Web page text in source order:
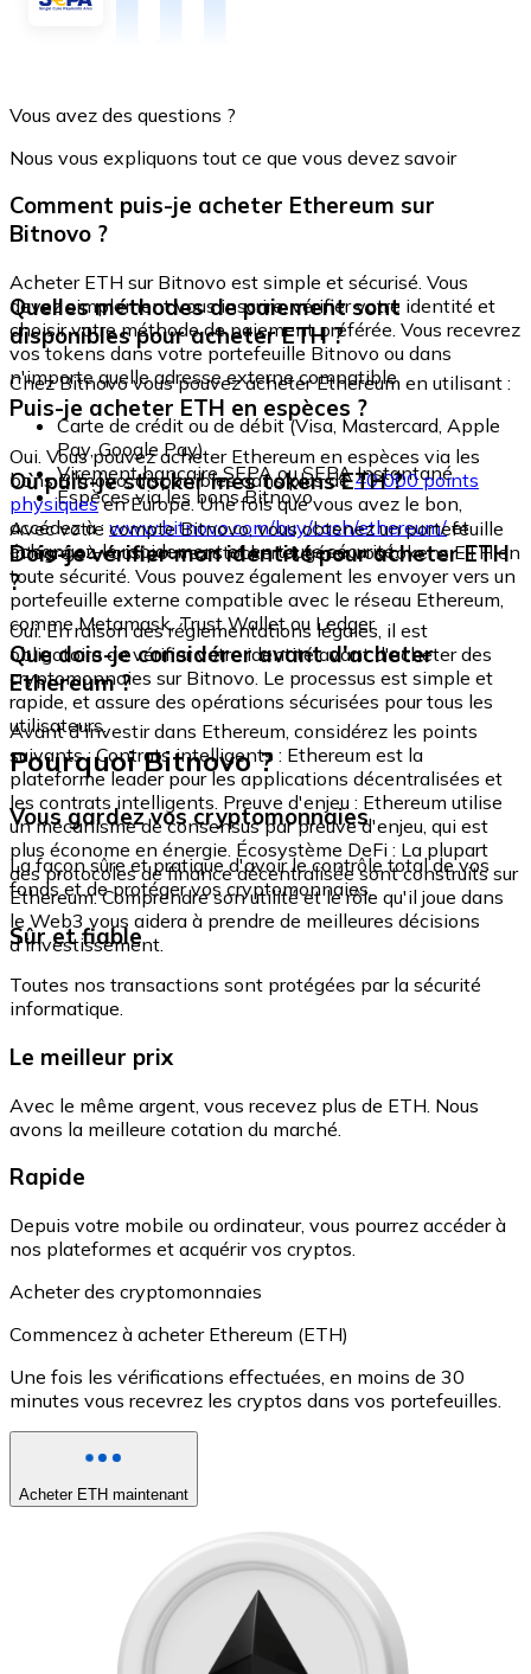
Vous avez des questions ?
Nous vous expliquons tout ce que vous devez savoir
Comment puis-je acheter Ethereum sur
Bitnovo ?
Acheter ETH sur Bitnovo est simple et sécurisé. Vous
devez simplement vous inscrire, vérifier votre identité et
choisir votre méthode de paiement préférée. Vous recevrez
vos tokens dans votre portefeuille Bitnovo ou dans
n'importe quelle adresse externe compatible.
Quelles méthodes de paiement sont
disponibles pour acheter ETH ?
Chez Bitnovo vous pouvez acheter Ethereum en utilisant :
Carte de crédit ou de débit (Visa, Mastercard, Apple
Pay, Google Pay)
Virement bancaire SEPA ou SEPA Instantané
Espèces via les bons Bitnovo
Puis-je acheter ETH en espèces ?
Oui. Vous pouvez acheter Ethereum en espèces via les
bons Bitnovo, disponibles dans plus de40 000 points
physiquesen Europe. Une fois que vous avez le bon,
accédez à : www.bitnovo.com/buy/cash/ethereum/et
échangez-le rapidement et en toute sécurité.
Où puis-je stocker mes tokens ETH ?
Avec votre compte Bitnovo, vous obtenez un portefeuille
intégré où vous pouvez stocker et gérer vos tokens ETH en
toute sécurité. Vous pouvez également les envoyer vers un
portefeuille externe compatible avec le réseau Ethereum,
comme Metamask, Trust Wallet ou Ledger.
Dois-je vérifier mon identité pour acheter ETH
?
Oui. En raison des réglementations légales, il est
obligatoire de vérifier votre identité avant d'acheter des
cryptomonnaies sur Bitnovo. Le processus est simple et
rapide, et assure des opérations sécurisées pour tous les
utilisateurs.
Que dois-je considérer avant d'acheter
Ethereum ?
Avant d'investir dans Ethereum, considérez les points
suivants : Contrats intelligents : Ethereum est la
plateforme leader pour les applications décentralisées et
les contrats intelligents. Preuve d'enjeu : Ethereum utilise
un mécanisme de consensus par preuve d'enjeu, qui est
plus économe en énergie. Écosystème DeFi : La plupart
des protocoles de finance décentralisée sont construits sur
Ethereum. Comprendre son utilité et le rôle qu'il joue dans
le Web3 vous aidera à prendre de meilleures décisions
d'investissement.
Pourquoi Bitnovo ?
Vous gardez vos cryptomonnaies
La façon sûre et pratique d'avoir le contrôle total de vos
fonds et de protéger vos cryptomonnaies.
Sûr et fiable
Toutes nos transactions sont protégées par la sécurité
informatique.
Le meilleur prix
Avec le même argent, vous recevez plus de ETH. Nous
avons la meilleure cotation du marché.
Rapide
Depuis votre mobile ou ordinateur, vous pourrez accéder à
nos plateformes et acquérir vos cryptos.
Acheter des cryptomonnaies
Commencez à acheter Ethereum (ETH)
Une fois les vérifications effectuées, en moins de 30
minutes vous recevrez les cryptos dans vos portefeuilles.
Acheter ETH maintenant